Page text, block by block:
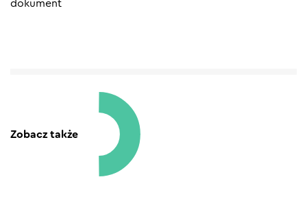
dokument
Zobacz także